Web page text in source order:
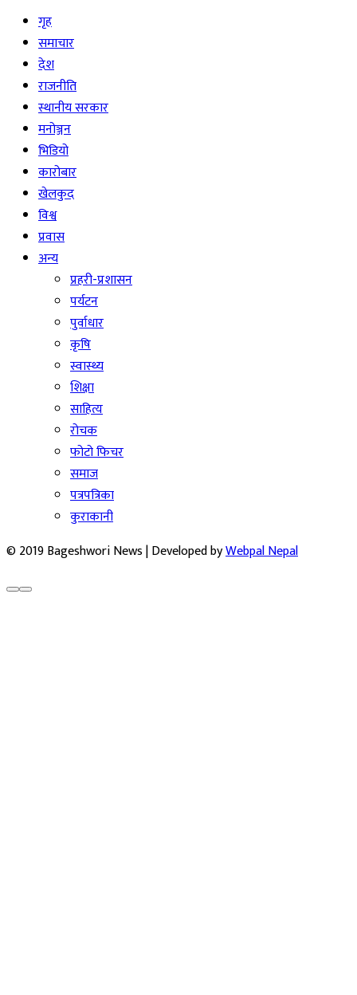
गृह
समाचार
देश
राजनीति
स्थानीय सरकार
मनोञ्जन
भिडियो
कारोबार
खेलकुद
विश्व
प्रवास
अन्य
प्रहरी-प्रशासन
पर्यटन
पुर्वाधार
कृषि
स्वास्थ्य
शिक्षा
साहित्य
रोचक
फोटो फिचर
समाज
पत्रपत्रिका
कुराकानी
© 2019 Bageshwori News | Developed byWebpal Nepal